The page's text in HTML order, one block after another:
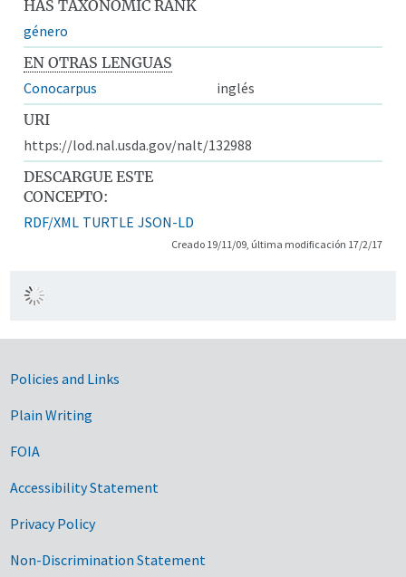
HAS TAXONOMIC RANK
género
EN OTRAS LENGUAS
Conocarpus
inglés
URI
https://lod.nal.usda.gov/nalt/132988
DESCARGUE ESTE
CONCEPTO:
RDF/XML TURTLE JSON-LD
Creado 19/11/09, última modificación 17/2/17
Government Links
Policies and Links
Plain Writing
FOIA
Accessibility Statement
Privacy Policy
Non-Discrimination Statement